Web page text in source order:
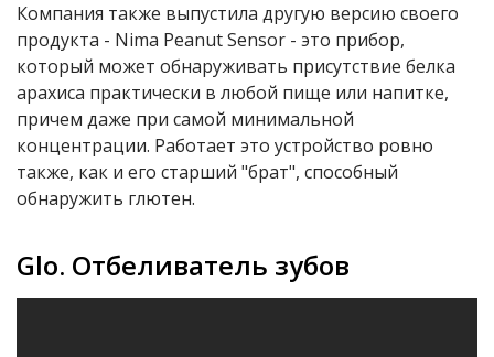
Компания также выпустила другую версию своего
продукта - Nima Peanut Sensor - это прибор,
который может обнаруживать присутствие белка
арахиса практически в любой пище или напитке,
причем даже при самой минимальной
концентрации. Работает это устройство ровно
также, как и его старший "брат", способный
обнаружить глютен.
Glo. Отбеливатель зубов